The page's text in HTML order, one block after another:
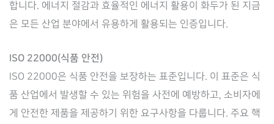
합니다. 에너지 절감과 효율적인 에너지 활용이 화두가 된 지금
은 모든 산업 분야에서 유용하게 활용되는 인증입니다.
ISO 22000(식품 안전)
ISO 22000은 식품 안전을 보장하는 표준입니다. 이 표준은 식
품 산업에서 발생할 수 있는 위험을 사전에 예방하고, 소비자에
게 안전한 제품을 제공하기 위한 요구사항을 다룹니다. 주요 핵